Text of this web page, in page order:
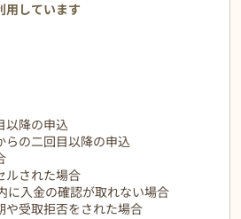
用しています
以降の申込
の二回目以降の申込
ルされた場合
入金の確認が取れない場合
受取拒否をされた場合